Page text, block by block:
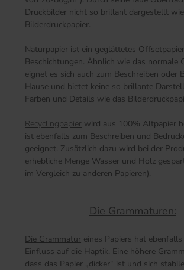
Druckbilder nicht so brillant dargestellt
Bilderdruckpapier.
Naturpapier ist ein geglättetes
Beschichtungen. Ähnlich wie das normale
eignet es sich auch zum Beschreiben oder
Hause und bietet keine so brillante
Farben und Details wie das
Recyclingpapier wird aus 100% Altpapier
ist ebenfalls zum Beschreiben und
geeignet. Zusätzlich dazu wird bei der
erhebliche Menge Wasser und Holz
im Vergleich zu anderen Papieren).
Die Grammaturen:
Die Grammatur eines Papiers hat
Einfluss auf die Haptik. Eine höhere
dass das Papier „dicker“ ist und sich